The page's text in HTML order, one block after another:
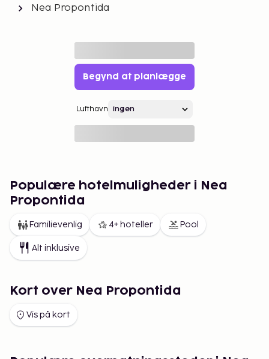
Nea Propontida
Begynd at planlægge
Lufthavn
Populære hotelmuligheder i Nea
Propontida
Familievenlig 4+ hoteller Pool
Alt inklusive
Kort over Nea Propontida
Vis på kort